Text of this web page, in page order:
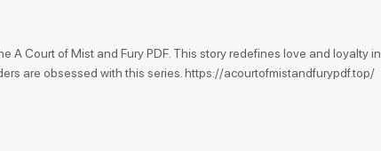
A Court of Mist and Fury PDF. This story redefines love and loyalty in
are obsessed with this series. https://acourtofmistandfurypdf.top/